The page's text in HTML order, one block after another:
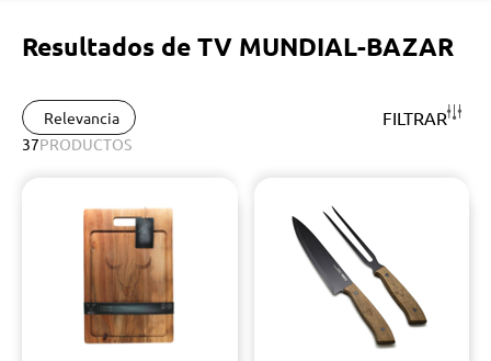
Resultados de TV MUNDIAL-BAZAR
Relevancia FILTRAR
37PRODUCTOS